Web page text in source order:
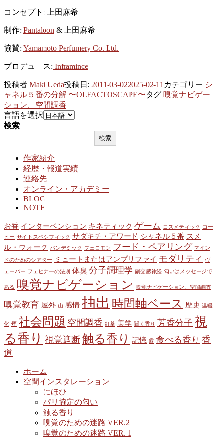
コンセプト: 上田麻希
制作: Pantaloon & 上田麻希
協賛: Yamamoto Perfumery Co. Ltd.
プロデュース: Inframince
投稿者 Maki Ueda投稿日: 2011-03-022025-02-11 カテゴリー シ
ャネル５番の分解 〜OLFACTOSCAPE〜タグ 嗅覚ナビゲー
ション、空間調香
言語を選択
検索
検索
作家紹介
経歴・報道実績
連絡先
オンライン・アカデミー
BLOG
NOTE
お香 インターベンション キネティック ゲーム コスメティック
コー
ヒー サイトスペシフィック サダキチ・アワード シャネル５番 スメ
ル・ウォーク
パンデミック フェロモン フード・ペアリング マイン
ドのためのシアター ミュートまたはアンプリファイ モダリティ ヴ
ェーバー‐フェヒナーの法則 体臭 分子調理学 副交感神経 匂いはメッセージで
ある 嗅覚ナビゲーション 嗅覚ナビゲーション、空間調香
嗅覚教育 屋外 山 感情 抽出 時間軸ベース 歴史 温暖
化 煙 社会問題 空間調香 紅茶 美学 聞く香り 芳香分子 視
る香り 視覚遮断 触る香り 記憶 霧 食べる香り 香
道
ホーム
空間インスタレーション
にほひ
パリ協定の匂い
触る香り
嗅覚のための迷路 VER.2
嗅覚のための迷路 VER. 1